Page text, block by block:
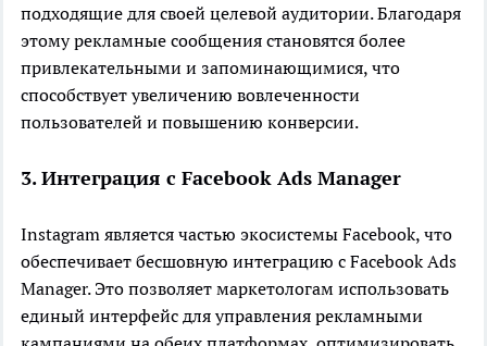
подходящие для своей целевой аудитории. Благодаря
этому рекламные сообщения становятся более
привлекательными и запоминающимися, что
способствует увеличению вовлеченности
пользователей и повышению конверсии.
3. Интеграция с Facebook Ads Manager
Instagram является частью экосистемы Facebook, что
обеспечивает бесшовную интеграцию с Facebook Ads
Manager. Это позволяет маркетологам использовать
единый интерфейс для управления рекламными